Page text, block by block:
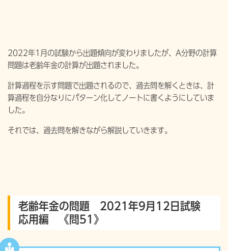
2022年1月の試験から出題傾向が変わりましたが、A分野の計算
問題は老齢年金の計算が出題されました。
計算過程を示す問題で出題されるので、過去問を解くときは、計
算過程を自分なりにパターン化してノートに書くようにしていま
した。
それでは、過去問を解きながら解説していきます。
老齢年金の問題 2021年9月12日試験
応用編 《問51》